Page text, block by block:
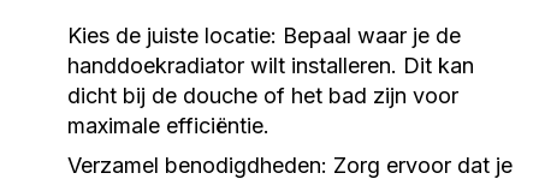
Kies de juiste locatie: Bepaal waar je de
handdoekradiator wilt installeren. Dit kan
dicht bij de douche of het bad zijn voor
maximale efficiëntie.
Verzamel benodigdheden: Zorg ervoor dat je